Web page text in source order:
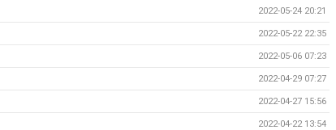
2022-05-24 20:21
2022-05-22 22:35
2022-05-06 07:23
2022-04-29 07:27
2022-04-27 15:56
2022-04-22 13:54